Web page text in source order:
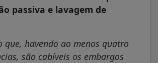
passiva e lavagem de
que, havendo ao menos quatro
são cabíveis os embargos